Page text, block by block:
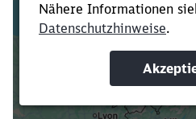
Verkürze die Ladezeit,
oder Filter
Suchbegriffe